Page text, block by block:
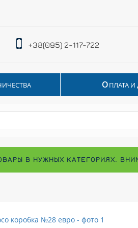
+38(095) 2-117-722
ОПЛАТА И
В НУЖНЫХ КАТЕГОРИЯХ.